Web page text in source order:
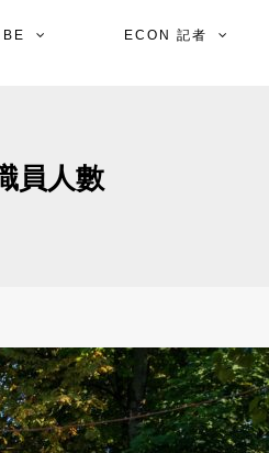
ECON 記者
員人數